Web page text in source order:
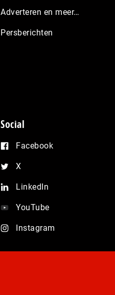
Adverteren en meer…
Persberichten
Social
Facebook
X
LinkedIn
YouTube
Instagram